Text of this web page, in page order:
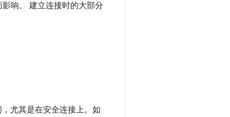
响。 建立连接时的大部分
尤其是在安全连接上。如